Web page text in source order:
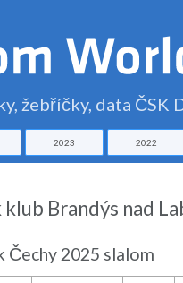
žebříčky, data ČSK
2023 2022
Brandýs nad
2025 slalom